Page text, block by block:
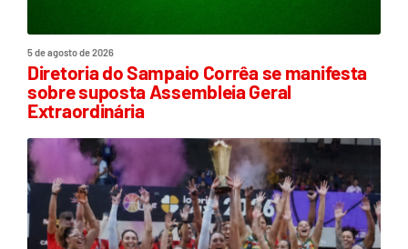
5 de agosto de 2026
Diretoria do Sampaio Corrêa se manifesta
sobre suposta Assembleia Geral
Extraordinária